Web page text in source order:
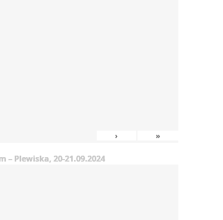
› »
– Plewiska, 20-21.09.2024